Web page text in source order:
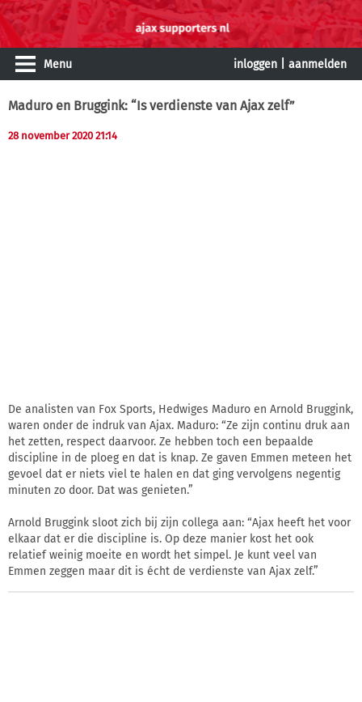
Menu inloggen aanmelden
Maduro en Bruggink: “Is verdienste van Ajax zelf”
28 november 2020 21:14
De analisten van Fox Sports, Hedwiges Maduro en Arnold Bruggink,
waren onder de indruk van Ajax. Maduro: “Ze zijn continu druk aan
het zetten, respect daarvoor. Ze hebben toch een bepaalde
discipline in de ploeg en dat is knap. Ze gaven Emmen meteen het
gevoel dat er niets viel te halen en dat ging vervolgens negentig
minuten zo door. Dat was genieten.”
Arnold Bruggink sloot zich bij zijn collega aan: “Ajax heeft het voor
elkaar dat er die discipline is. Op deze manier kost het ook
relatief weinig moeite en wordt het simpel. Je kunt veel van
Emmen zeggen maar dit is écht de verdienste van Ajax zelf.”